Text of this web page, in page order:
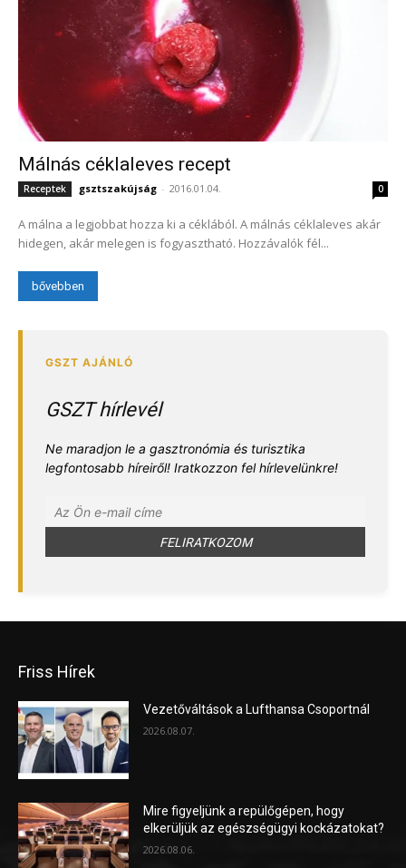
Málnás céklaleves recept
Receptek gsztszakújság - 2016.01.04. 0
A málna a legjobbat hozza ki a céklából. A málnás céklaleves akár
hidegen, akár melegen is fogyasztható. Hozzávalók fél...
bővebben
GSZT hírlevél
Ne maradjon le a gasztronómia és turisztika
legfontosabb híreiről! Iratkozzon fel hírlevelünkre!
Friss Hírek
Vezetőváltások a Lufthansa Csoportnál
2026.08.07.
Mire figyeljünk a repülőgépen, hogy
elkerüljük az egészségügyi kockázatokat?
2026.08.06.